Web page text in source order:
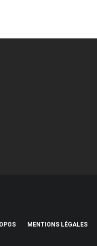
MENTIONS LÉGALES